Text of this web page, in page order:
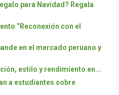
para Navidad? Regala
“Reconexión con el
en el mercado peruano y
estilo y rendimiento en...
a estudiantes sobre